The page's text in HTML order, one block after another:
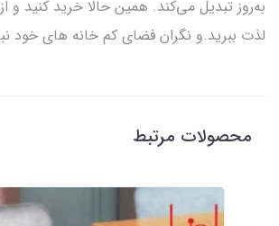
به‌روز تبدیل می‌کند. همین حالا خرید کنید و
لذت ببرید.و نگران فضای کم خانه های خود
محصولات مرتبط